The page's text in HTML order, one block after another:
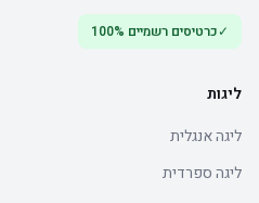
✓כרטיסים רשמיים 100%
ליגות
ליגה אנגלית
ליגה ספרדית